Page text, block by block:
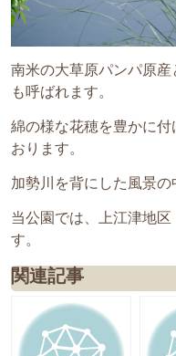
南米の大草原パンパ原
も呼ばれます。
綿の様な花穂を豊かに
おります。
加勢川を背にした風景の
当公園では、上江津地
す。
関連記事